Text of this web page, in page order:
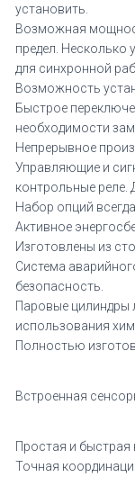
установить.
Возможная
предел. Несколько
для синхронной
Возможность
Быстрое
необходимости
Непрерывное
Управляющие и
контрольные реле.
Набор опций
Активное
Изготовлены из
Система
безопасность.
Паровые цилиндры
использования
Полностью
Встроенная
Простая и быстрая
Точная